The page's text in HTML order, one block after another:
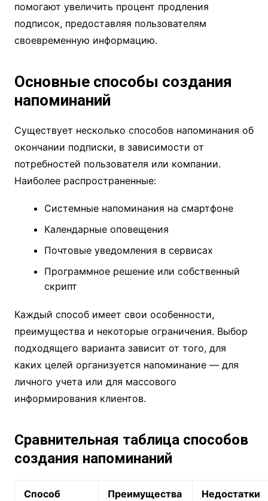
помогают увеличить процент продления
подписок, предоставляя пользователям
своевременную информацию.
Основные способы создания
напоминаний
Существует несколько способов напоминания об
окончании подписки, в зависимости от
потребностей пользователя или компании.
Наиболее распространенные:
Системные напоминания на смартфоне
Календарные оповещения
Почтовые уведомления в сервисах
Программное решение или собственный
скрипт
Каждый способ имеет свои особенности,
преимущества и некоторые ограничения. Выбор
подходящего варианта зависит от того, для
каких целей организуется напоминание — для
личного учета или для массового
информирования клиентов.
Сравнительная таблица способов
создания напоминаний
Способ Преимущества Недостатки